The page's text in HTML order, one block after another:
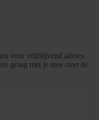
voor vrijblijvend advies
graag met je mee over de